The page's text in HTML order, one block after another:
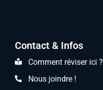
Contact & Infos
Comment réviser ici ?
Nous joindre !